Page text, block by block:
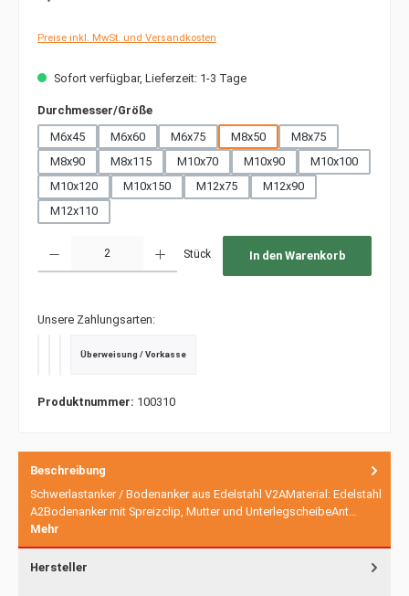
Preise inkl. MwSt. und Versandkosten
Sofort verfügbar, Lieferzeit: 1-3 Tage
Durchmesser/Größeauswählen
M6x45
M6x60 M6x75 M8x50
M8x75
M8x90
M8x115 M10x70 M10x90
M10x100
M10x120
M10x150 M12x75
M12x90
M12x110
Stück In den Warenkorb
Unsere Zahlungsarten:
Überweisung / Vorkasse
Produktnummer: 100310
Beschreibung
Schwerlastanker / Bodenanker aus Edelstahl V2AMaterial: Edelstahl
A2Bodenanker mit Spreizclip, Mutter und UnterlegscheibeAnt…
Mehr
Hersteller